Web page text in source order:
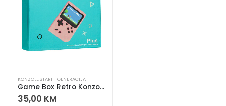
KONZOLE STARIH GENERACIJA
Game Box Retro Konzola sa 500 Ugrađenih Igrica
35,00 KM